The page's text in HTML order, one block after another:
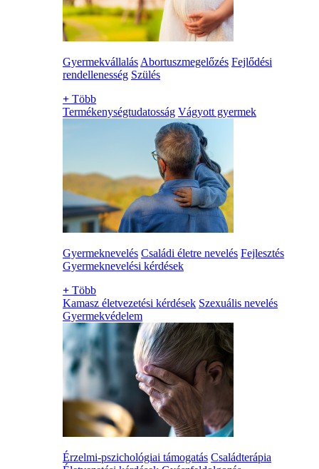
Gyermekvállalás Abortuszmegelőzés Fejlődési
rendellenesség Szülés
+ Több
Termékenységtudatosság Vágyott gyermek
Gyermeknevelés Családi életre nevelés Fejlesztés
Gyermeknevelési kérdések
+ Több
Kamasz életvezetési kérdések Szexuális nevelés
Gyermekvédelem
Érzelmi-pszichológiai támogatás Családterápia